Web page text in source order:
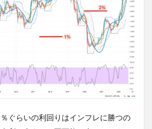
ぐらいの利回りはインフレに勝つの